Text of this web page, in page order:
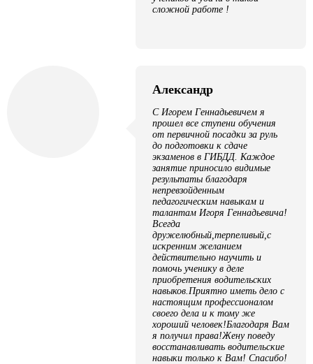
сложной работе !
Александр
С Игорем Геннадьевичем я
прошел все ступени обучения
от первичной посадки за руль
до подготовки к сдаче
экзаменов в ГИБДД. Каждое
занятие приносило видимые
результаты благодаря
непревзойденным
педагогическим навыкам и
талантам Игоря Геннадьевича!
Всегда
дружелюбный,терпеливый,с
искренним желанием
действительно научить и
помочь ученику в деле
приобретения водительских
навыков.Приятно иметь дело с
настоящим профессионалом
своего дела и к тому же
хороший человек!Благодаря Вам
я получил права!Жену поведу
восстанавливать водительские
навыки только к Вам! Спасибо!